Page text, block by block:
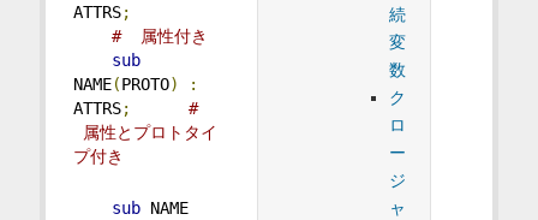
続
変
数
ク
ロ
ー
ジ
ャ
ATTRS;
#  属性付き
sub
NAME(PROTO)
:
ATTRS;
#
属性とプロトタイ
プ付き
sub NAME